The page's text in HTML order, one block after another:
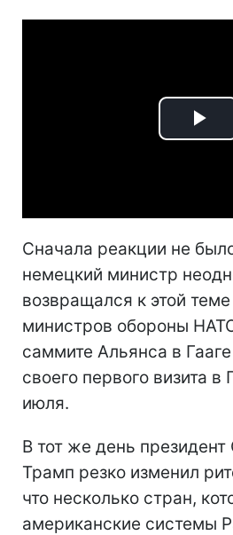
Сначала реакции не
немецкий министр
возвращался к этой
министров обороны
саммите Альянса в
своего первого визита в
июля.
В тот же день
Трамп резко изменил
что несколько стран,
американские системы